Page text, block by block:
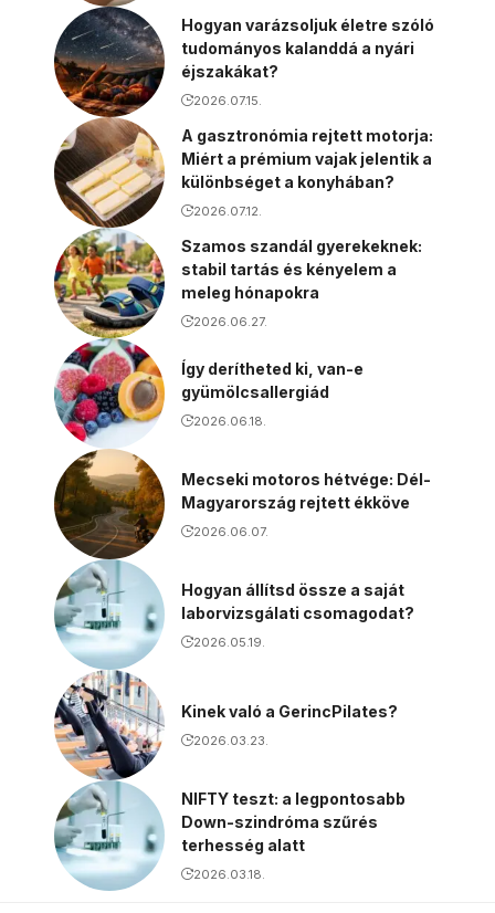
Hogyan varázsoljuk életre szóló
tudományos kalanddá a nyári
éjszakákat?
2026.07.15.
A gasztronómia rejtett motorja:
Miért a prémium vajak jelentik a
különbséget a konyhában?
2026.07.12.
Szamos szandál gyerekeknek:
stabil tartás és kényelem a
meleg hónapokra
2026.06.27.
Így derítheted ki, van-e
gyümölcsallergiád
2026.06.18.
Mecseki motoros hétvége: Dél-
Magyarország rejtett ékköve
2026.06.07.
Hogyan állítsd össze a saját
laborvizsgálati csomagodat?
2026.05.19.
Kinek való a GerincPilates?
2026.03.23.
NIFTY teszt: a legpontosabb
Down-szindróma szűrés
terhesség alatt
2026.03.18.